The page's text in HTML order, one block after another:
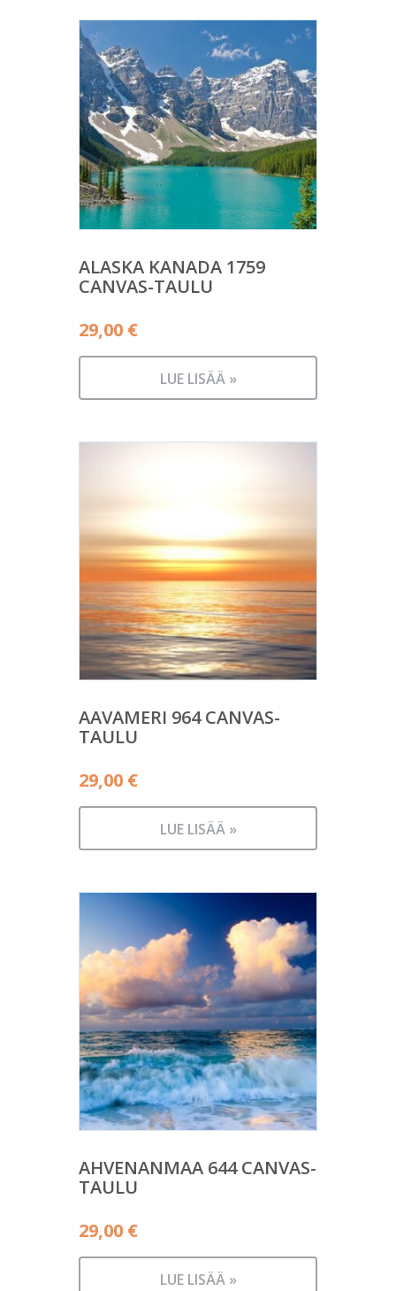
ALASKA KANADA 1759
CANVAS-TAULU
29,00 €
LUE LISÄÄ »
AAVAMERI 964 CANVAS-
TAULU
29,00 €
LUE LISÄÄ »
AHVENANMAA 644 CANVAS-
TAULU
29,00 €
LUE LISÄÄ »